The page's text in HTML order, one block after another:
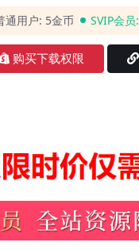
通用户: 5金币 SVIP会员:
购买下载权限